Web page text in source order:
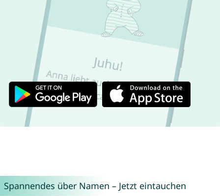
Spannendes über Namen – Jetzt eintauchen